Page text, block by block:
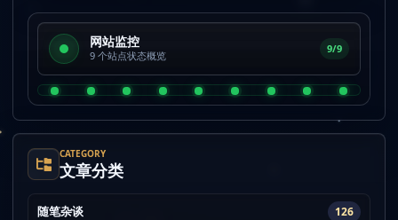
网站监控
9 个站点状态概览
9/9
CATEGORY
文章分类
随笔杂谈 126